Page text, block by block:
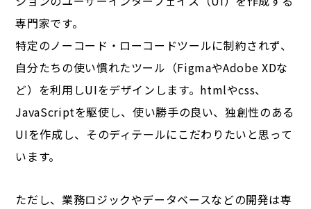
専門家です。
特定のノーコード・ローコードツールに制約されず、
自分たちの使い慣れたツール（FigmaやAdobe XDな
ど）を利用しUIをデザインします。htmlやcss、
JavaScriptを駆使し、使い勝手の良い、独創性のある
UIを作成し、そのディテールにこだわりたいと思って
います。
ただし、業務ロジックやデータベースなどの開発は専